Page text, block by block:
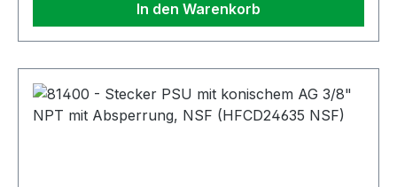
In den Warenkorb